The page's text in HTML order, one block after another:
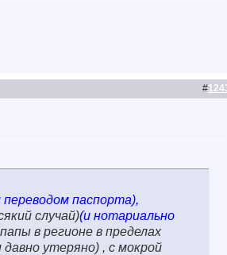
#
паспорта),
случай)(и нотариально
в регионе в пределах
утеряно) , с мокрой